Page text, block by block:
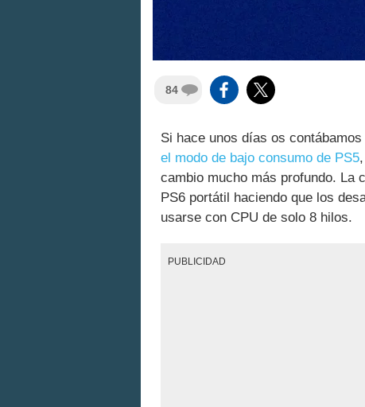
84
Si hace unos días os contábamos
el modo de bajo consumo de PS5
cambio mucho más profundo. La
PS6 portátil haciendo que los
usarse con CPU de solo 8 hilos.
PUBLICIDAD